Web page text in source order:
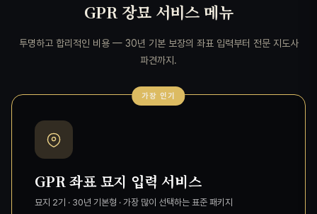
GPR 장묘 서비스 메뉴
투명하고 합리적인 비용 — 30년 기본 보장의 좌표 입력부터 전문 지도사
파견까지.
가장 인기
GPR 좌표 묘지 입력 서비스
묘지 2기 · 30년 기본형 · 가장 많이 선택하는 표준 패키지